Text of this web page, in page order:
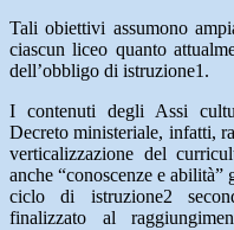
Tali obiettivi assumono
ciascun liceo quanto
dell’obbligo di istruzione1.
I contenuti degli Assi
Decreto ministeriale, infatti,
verticalizzazione del
anche “conoscenze e
ciclo di istruzione2
finalizzato al